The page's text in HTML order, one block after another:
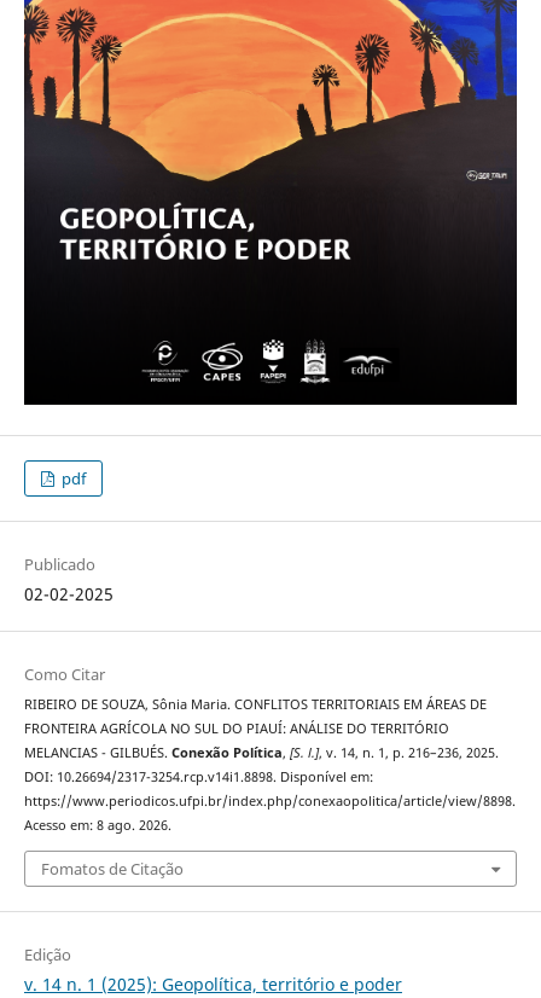
pdf
Publicado
02-02-2025
Como Citar
RIBEIRO DE SOUZA, Sônia Maria. CONFLITOS TERRITORIAIS EM ÁREAS DE
FRONTEIRA AGRÍCOLA NO SUL DO PIAUÍ: ANÁLISE DO TERRITÓRIO
MELANCIAS - GILBUÉS. Conexão Política, [S. l.], v. 14, n. 1, p. 216–236, 2025.
DOI: 10.26694/2317-3254.rcp.v14i1.8898. Disponível em:
https://www.periodicos.ufpi.br/index.php/conexaopolitica/article/view/8898.
Acesso em: 8 ago. 2026.
Fomatos de Citação
Edição
v. 14 n. 1 (2025): Geopolítica, território e poder